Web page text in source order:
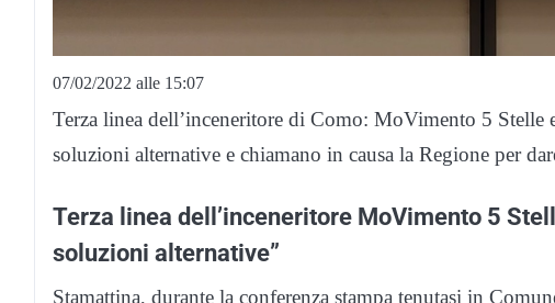
07/02/2022 alle 15:07
Terza linea dell’inceneritore di Como: MoVimento 5 Stelle
soluzioni alternative e chiamano in causa la Regione per
Terza linea dell’inceneritore MoVimento 5
soluzioni alternative”
Stamattina, durante la conferenza stampa tenutasi in